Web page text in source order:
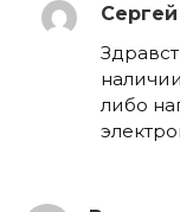
Сергей
либо